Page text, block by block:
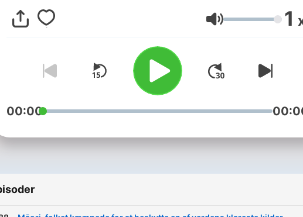
fremskridt og løsninger på
klodens største udfordringer.
Volum 1
00:00